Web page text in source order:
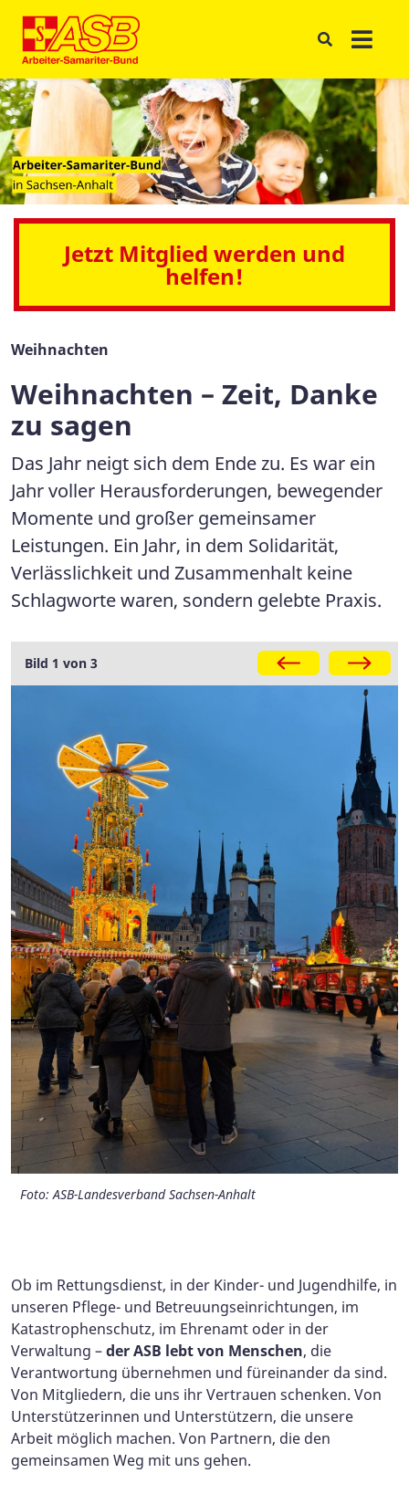
Jetzt Mitglied werden und
helfen!
Weihnachten
Weihnachten – Zeit, Danke
zu sagen
Das Jahr neigt sich dem Ende zu. Es war ein
Jahr voller Herausforderungen, bewegender
Momente und großer gemeinsamer
Leistungen. Ein Jahr, in dem Solidarität,
Verlässlichkeit und Zusammenhalt keine
Schlagworte waren, sondern gelebte Praxis.
Galerie
Foto: ASB-Landesverband Sachsen-Anhalt
Foto: ASB-Landesverband Sachsen-Anhalt
Bild 1 von 3
Ob im Rettungsdienst, in der Kinder- und Jugendhilfe, in
unseren Pflege- und Betreuungseinrichtungen, im
Katastrophenschutz, im Ehrenamt oder in der
Verwaltung –der ASB lebt von Menschen, die
Verantwortung übernehmen und füreinander da sind.
Von Mitgliedern, die uns ihr Vertrauen schenken. Von
Unterstützerinnen und Unterstützern, die unsere
Arbeit möglich machen. Von Partnern, die den
gemeinsamen Weg mit uns gehen.